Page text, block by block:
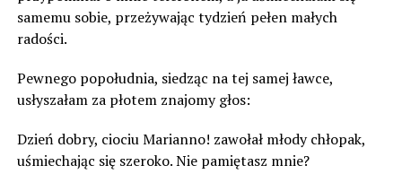
samemu sobie, przeżywając tydzień pełen małych
radości.
Pewnego popołudnia, siedząc na tej samej ławce,
usłyszałam za płotem znajomy głos:
Dzień dobry, ciociu Marianno! zawołał młody chłopak,
uśmiechając się szeroko. Nie pamiętasz mnie?